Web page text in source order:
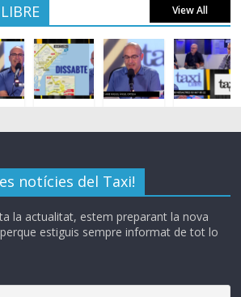
View All
notícies del Taxi!
la actualitat, estem preparant la nova
estiguis sempre informat de tot lo